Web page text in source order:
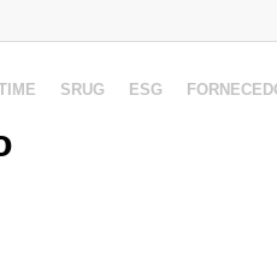
SRUG ESG